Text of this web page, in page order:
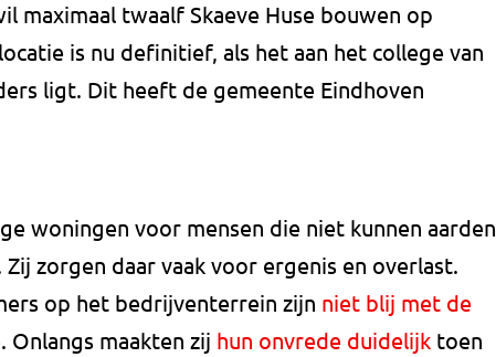
maximaal twaalf Skaeve Huse bouwen op
is nu definitief, als het aan het college van
ligt. Dit heeft de gemeente Eindhoven
woningen voor mensen die niet kunnen aarden
zorgen daar vaak voor ergenis en overlast.
op het bedrijventerrein zijn niet blij met de
. Onlangs maakten zij hun onvrede duidelijk toen